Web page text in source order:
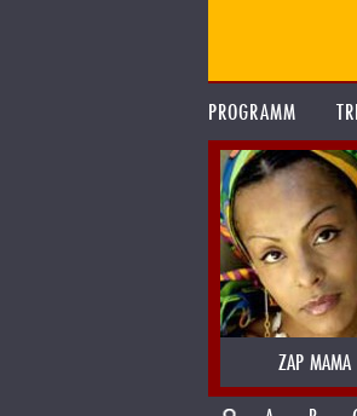
PROGRAMM
ZAP MAMA